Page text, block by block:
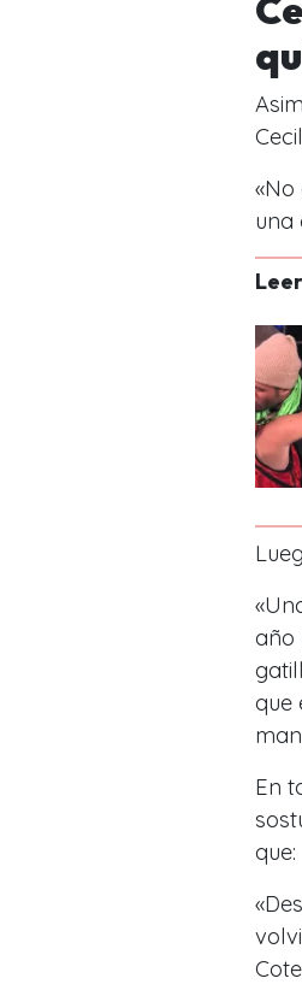
una
año
que
En
que: